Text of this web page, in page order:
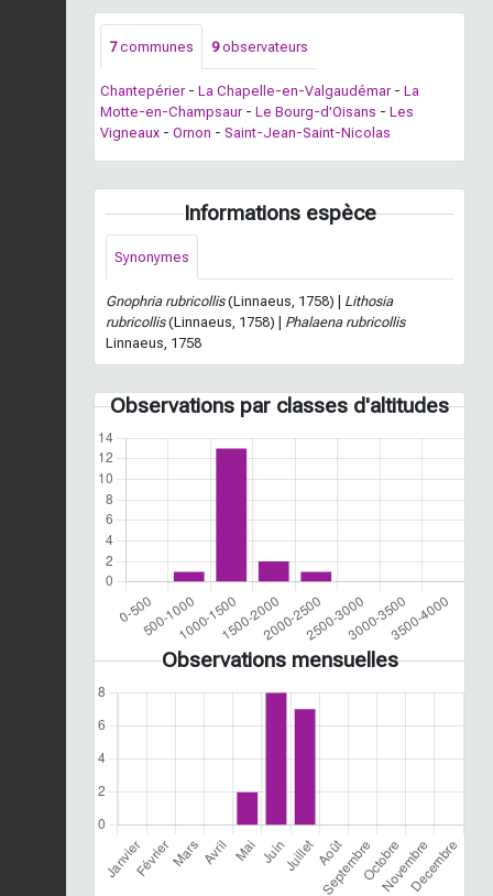
7communes 9observateurs
Chantepérier - La Chapelle-en-Valgaudémar - La
Motte-en-Champsaur - Le Bourg-d'Oisans - Les
Vigneaux - Ornon - Saint-Jean-Saint-Nicolas
Informations espèce
Synonymes
Gnophria rubricollis(Linnaeus, 1758) | Lithosia
rubricollis(Linnaeus, 1758) | Phalaena rubricollis
Linnaeus, 1758
Observations par classes d'altitudes
Observations mensuelles